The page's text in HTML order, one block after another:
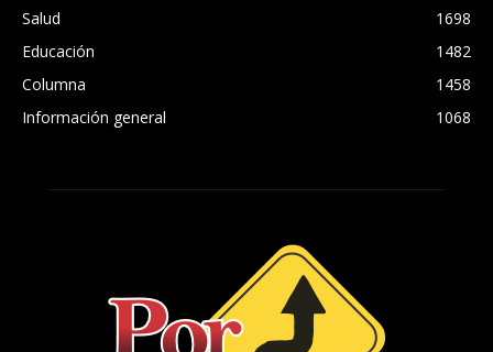
Salud
1698
Educación
1482
Columna
1458
Información general
1068